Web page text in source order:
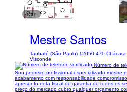
1/39
Mestre Santos
Taubaté (São Paulo) 12050-470 Chácara
Visconde
Número de
Sou pedreiro profissional especializado mestre
acabamento com responsabilidade
apresento nota fiscal de garantia de todos os
preço do mercado cubro qualquer orçamento